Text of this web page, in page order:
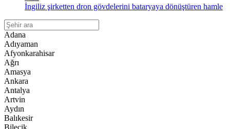
İngiliz şirketten dron gövdelerini bataryaya dönüştüren hamle
Adana
Adıyaman
Afyonkarahisar
Ağrı
Amasya
Ankara
Antalya
Artvin
Aydın
Balıkesir
Bilecik